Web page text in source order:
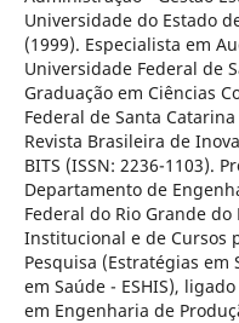
Universidade do Estado
(1999). Especialista em
Universidade Federal de
Graduação em Ciências
Federal de Santa
Revista Brasileira de
BITS (ISSN: 2236-1103).
Departamento de
Federal do Rio Grande
Institucional e de Cursos
Pesquisa (Estratégias em
em Saúde - ESHIS),
em Engenharia de